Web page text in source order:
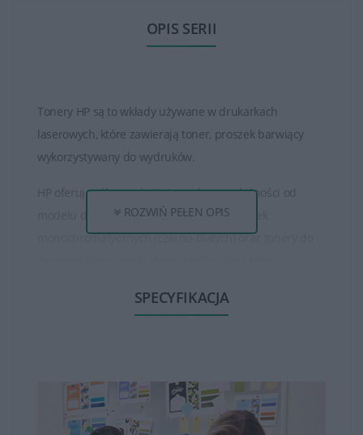
OPIS SERII
Tonery HP są to wkłady używane w drukarkach
laserowych, które zawierają toner, proszek barwiący
wykorzystywany do wydruków.
HP oferuje różne rodzaje tonerów, w zależności od
modelu drukarki. Istnieją tonery do drukarek
monochromatycznych (czarno-białych) oraz tonery do
Tonery HP są dostępne w różnych pojemnościach, od
standardowe, co jest korzystne dla osób, które drukują
dużo dokumentów.
ROZWIŃ PEŁEN OPIS
SPECYFIKACJA